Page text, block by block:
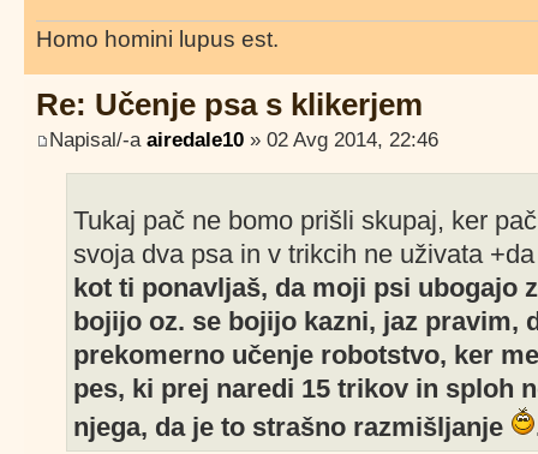
Homo homini lupus est.
Re: Učenje psa s klikerjem
Napisal/-a airedale10 » 02 Avg 2014, 22:46
Tukaj pač ne bomo prišli skupaj, ker
svoja dva psa in v trikcih ne uživata
kot ti ponavljaš, da moji psi ubogajo
bojijo oz. se bojijo kazni, jaz pravim,
prekomerno učenje robotstvo, ker
pes, ki prej naredi 15 trikov in sploh
njega, da je to strašno razmišljanje